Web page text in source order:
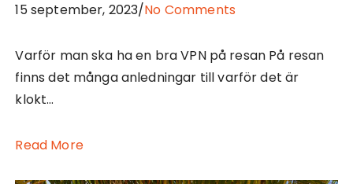
15 september, 2023/No Comments
Varför man ska ha en bra VPN på resan På resan
finns det många anledningar till varför det är
klokt…
Read More